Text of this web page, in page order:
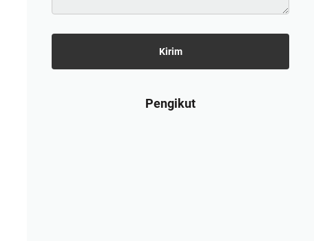
Pengikut